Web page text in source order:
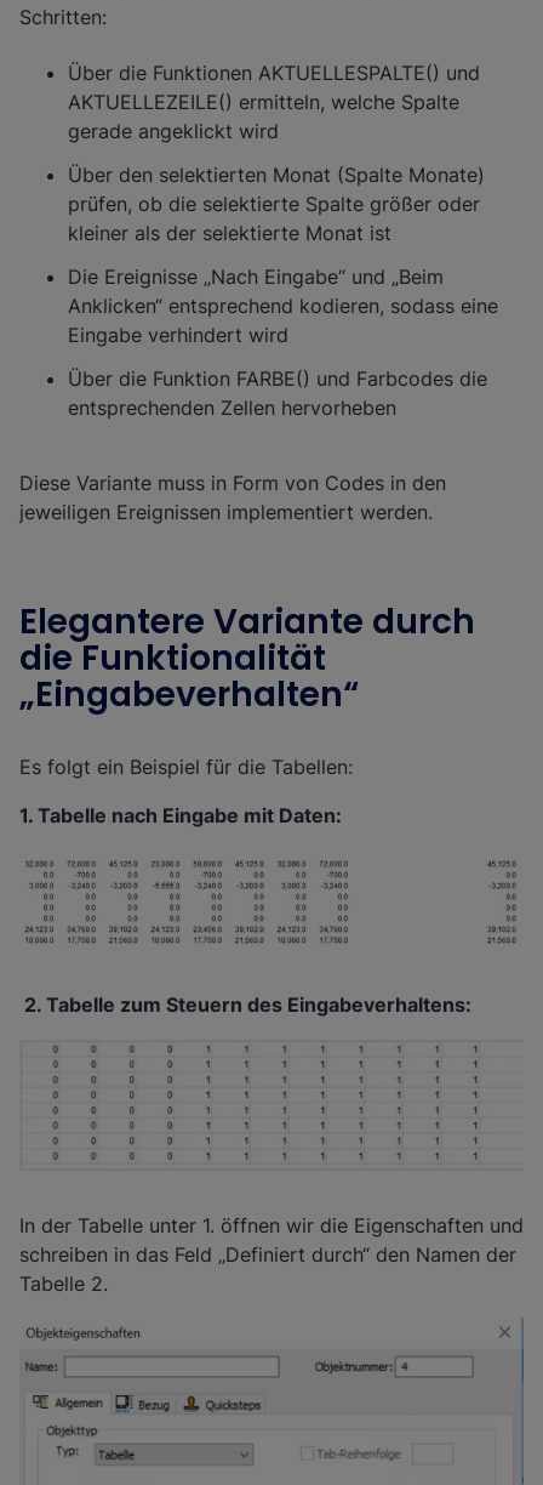
Schritten:
Über die Funktionen AKTUELLESPALTE() und
AKTUELLEZEILE() ermitteln, welche Spalte
gerade angeklickt wird
Über den selektierten Monat (Spalte Monate)
prüfen, ob die selektierte Spalte größer oder
kleiner als der selektierte Monat ist
Die Ereignisse „Nach Eingabe“ und „Beim
Anklicken“ entsprechend kodieren, sodass eine
Eingabe verhindert wird
Über die Funktion FARBE() und Farbcodes die
entsprechenden Zellen hervorheben
Diese Variante muss in Form von Codes in den
jeweiligen Ereignissen implementiert werden.
Elegantere Variante durch
die Funktionalität
„Eingabeverhalten“
Es folgt ein Beispiel für die Tabellen:
1. Tabelle nach Eingabe mit Daten:
2. Tabelle zum Steuern des Eingabeverhaltens:
In der Tabelle unter 1. öffnen wir die Eigenschaften und
schreiben in das Feld „Definiert durch“ den Namen der
Tabelle 2.